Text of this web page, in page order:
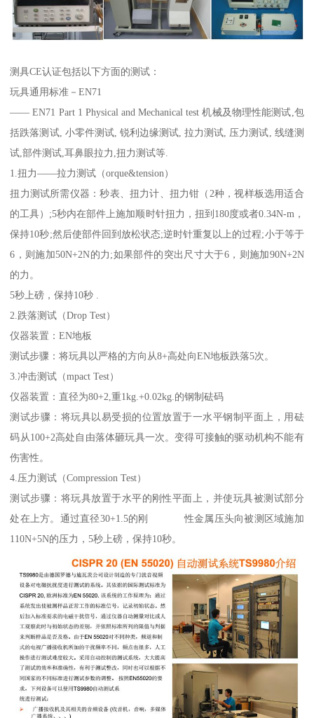
测具CE认证包括以下方面的测试：
玩具通用标准－EN71
―― EN71 Part 1 Physical and Mechanical test 机械及物理性能测试,包
括跌落测试, 小零件测试, 锐利边缘测试, 拉力测试, 压力测试, 线缝测
试,部件测试,耳鼻眼拉力,扭力测试等.
1.扭力——拉力测试（orque&tension）
扭力测试所需仪器：秒表、扭力计、扭力钳（2种，视样板选用适合
的工具）;5秒内在部件上施加顺时针扭力，扭到180度或者0.34N-m，
保持10秒;然后使部件回到放松状态;逆时针重复以上的过程;小于等于
6，则施加50N+2N的力;如果部件的突出尺寸大于6，则施加90N+2N
的力。
5秒上磅，保持10秒 .
2.跌落测试（Drop Test）
仪器装置：EN地板
测试步骤：将玩具以严格的方向从8+高处向EN地板跌落5次。
3.冲击测试（mpact Test）
仪器装置：直径为80+2,重1kg.+0.02kg.的钢制砝码
测试步骤：将玩具以易受损的位置放置于一水平钢制平面上，用砝
码从100+2高处自由落体砸玩具一次。变得可接触的驱动机构不能有
伤害性。
4.压力测试（Compression Test）
测试步骤：将玩具放置于水平的刚性平面上，并使玩具被测试部分
处在上方。通过直径30+1.5的刚 性金属压头向被测区域施加
110N+5N的压力，5秒上磅，保持10秒。